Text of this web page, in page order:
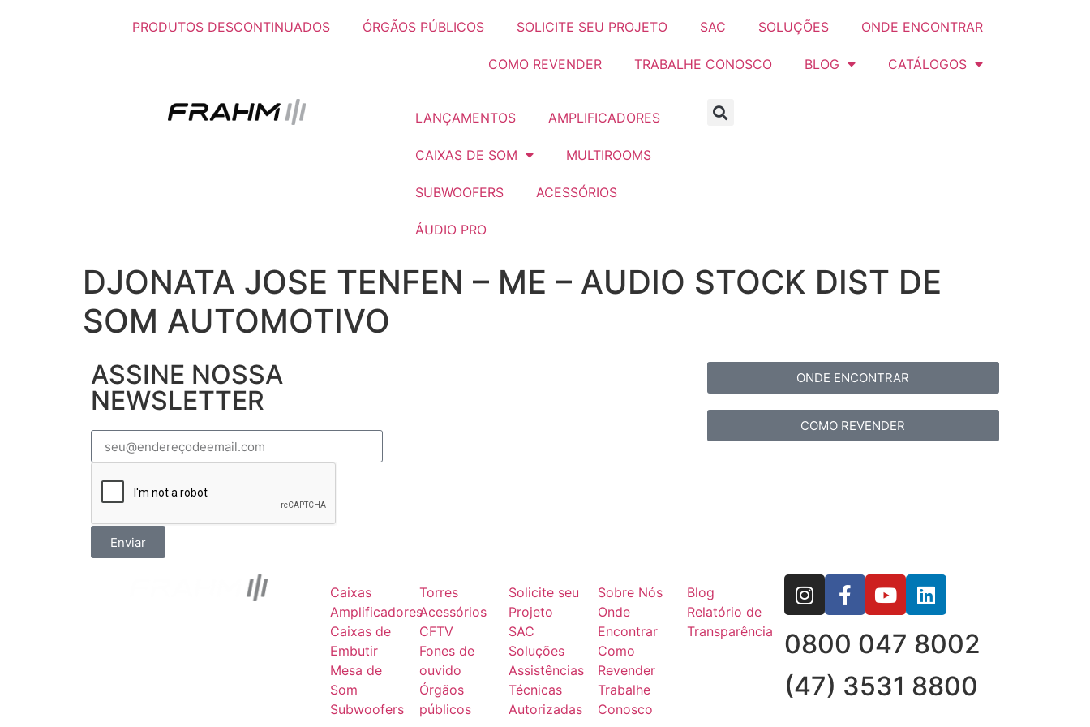
PRODUTOS DESCONTINUADOS ÓRGÃOS PÚBLICOS SOLICITE SEU PROJETO SAC SOLUÇÕES ONDE ENCONTRAR
COMO REVENDER TRABALHE CONOSCO BLOG CATÁLOGOS
LANÇAMENTOS AMPLIFICADORES
CAIXAS DE SOM MULTIROOMS
SUBWOOFERS ACESSÓRIOS
ÁUDIO PRO
DJONATA JOSE TENFEN – ME – AUDIO STOCK DIST DE
SOM AUTOMOTIVO
ASSINE NOSSA
NEWSLETTER
Enviar
ONDE ENCONTRAR
COMO REVENDER
Caixas
Amplificadores
Caixas de
Embutir
Mesa de
Som
Subwoofers
Torres
Acessórios
CFTV
Fones de
ouvido
Órgãos
públicos
Solicite seu
Projeto
SAC
Soluções
Assistências
Técnicas
Autorizadas
Sobre Nós
Onde
Encontrar
Como
Revender
Trabalhe
Conosco
Blog
Relatório de
Transparência
0800 047 8002
(47) 3531 8800